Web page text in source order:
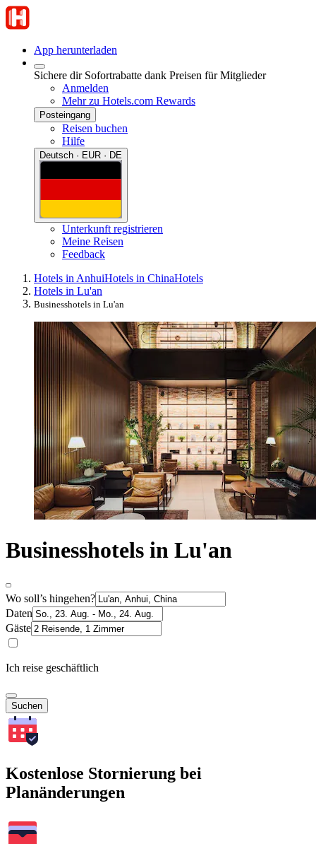
App herunterladen
Sichere dir Sofortrabatte dank Preisen für Mitglieder
Anmelden
Mehr zu Hotels.com Rewards
Posteingang
Reisen buchen
Hilfe
Deutsch · EUR · DE
Unterkunft registrieren
Meine Reisen
Feedback
Hotels in AnhuiHotels in ChinaHotels
Hotels in Lu'an
Businesshotels in Lu'an
Businesshotels in Lu'an
Wo soll’s hingehen?
Daten
Gäste
Ich reise geschäftlich
Suchen
Kostenlose Stornierung bei
Planänderungen